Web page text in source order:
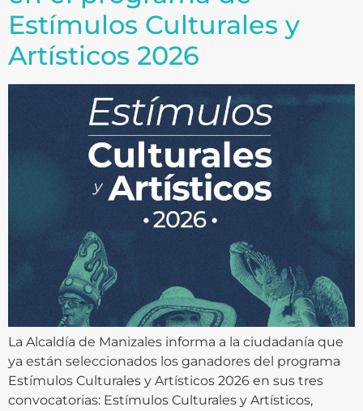
Estímulos Culturales y
Artísticos 2026
La Alcaldía de Manizales informa a la ciudadanía que
ya están seleccionados los ganadores del programa
Estímulos Culturales y Artísticos 2026 en sus tres
convocatorias: Estímulos Culturales y Artísticos,